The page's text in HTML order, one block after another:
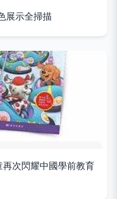
展示全掃描
次閃耀中國學前教育